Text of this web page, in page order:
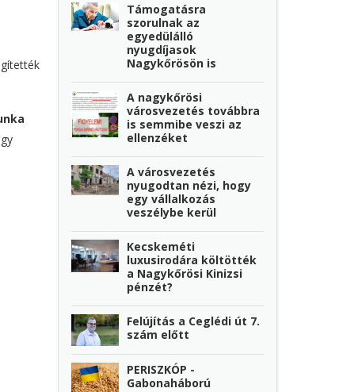
Támogatásra
szorulnak az
egyedülálló
nyugdíjasok
Nagykőrösön is
A nagykőrösi
városvezetés továbbra
is semmibe veszi az
ellenzéket
A városvezetés
nyugodtan nézi, hogy
egy vállalkozás
veszélybe kerül
Kecskeméti
luxusirodára költötték
a Nagykőrösi Kinizsi
pénzét?
Felújítás a Ceglédi út 7.
szám előtt
PERISZKÓP -
Gabonaháború